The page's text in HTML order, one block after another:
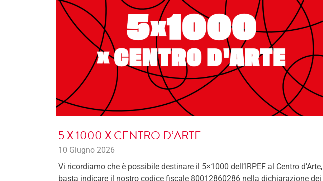
5 X 1000 X CENTRO D’ARTE
10 Giugno 2026
Vi ricordiamo che è possibile destinare il 5×1000 dell’IRPEF al Centro d’Arte,
basta indicare il nostro codice fiscale 80012860286 nella dichiarazione dei